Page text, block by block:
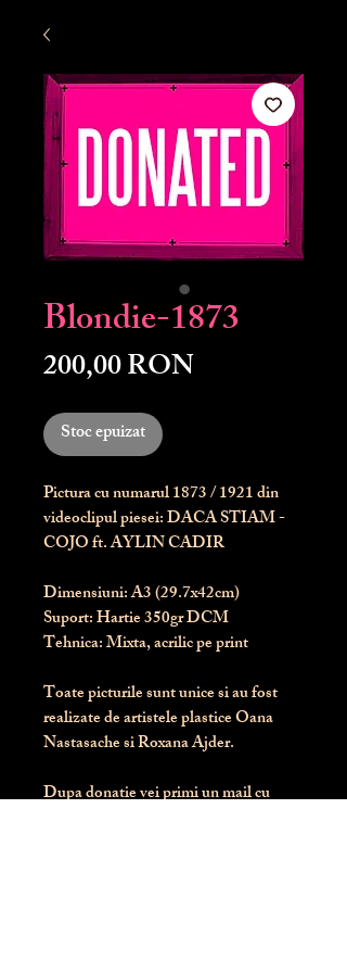
Blondie-1873
200,00 RONPreț
Stoc epuizat
Pictura cu numarul1873/ 1921 din
videoclipul piesei: DACA STIAM -
COJO ft. AYLIN CADIR
Dimensiuni: A3 (29.7x42cm)
Suport: Hartie 350gr DCM
Tehnica: Mixta, acrilic pe print
Toate picturile sunt unice si au fost
realizate de artistele plastice Oana
Nastasache si Roxana Ajder.
Dupa donatie vei primi un mail cu